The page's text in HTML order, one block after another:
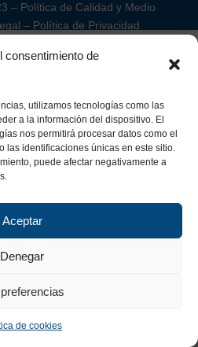
consentimiento de
utilizamos tecnologías como las
a la información del dispositivo. El
nos permitirá procesar datos como el
las identificaciones únicas en este sitio.
puede afectar negativamente a
Aceptar
Denegar
de cookies
– Política de Calidad y Medio
– Política de Privacidad